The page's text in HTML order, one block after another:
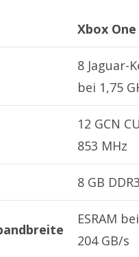
Xbox One
8 Jaguar-
bei 1,75
12 GCN
853 MHz
8 GB DDR3
ESRAM
204 GB/s